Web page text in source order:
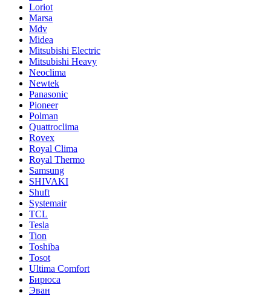
Loriot
Marsa
Mdv
Midea
Mitsubishi Electric
Mitsubishi Heavy
Neoclima
Newtek
Panasonic
Pioneer
Polman
Quattroclima
Rovex
Royal Clima
Royal Thermo
Samsung
SHIVAKI
Shuft
Systemair
TCL
Tesla
Tion
Toshiba
Tosot
Ultima Comfort
Бирюса
Эван